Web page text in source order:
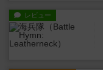
レビュー